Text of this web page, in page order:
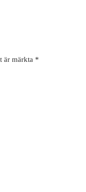
är märkta *